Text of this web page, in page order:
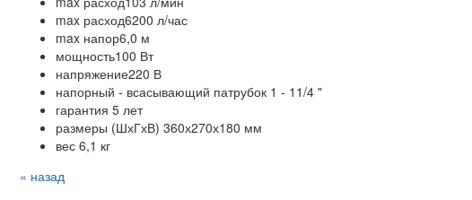
max расход6200 л/час
max напор6,0 м
мощность100 Вт
напряжение220 В
напорный - всасывающий патрубок 1 - 11/4 "
гарантия 5 лет
размеры (ШхГхВ) 360х270х180 мм
вес 6,1 кг
« назад